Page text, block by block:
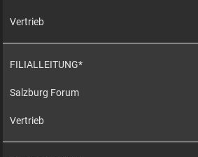
Vertrieb
FILIALLEITUNG*
Salzburg Forum
Vertrieb